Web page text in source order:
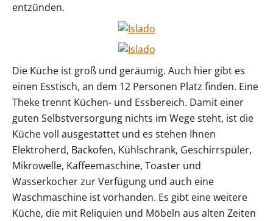
entzünden.
Die Küche ist groß und geräumig. Auch hier gibt es
einen Esstisch, an dem 12 Personen Platz finden. Eine
Theke trennt Küchen- und Essbereich. Damit einer
guten Selbstversorgung nichts im Wege steht, ist die
Küche voll ausgestattet und es stehen Ihnen
Elektroherd, Backofen, Kühlschrank, Geschirrspüler,
Mikrowelle, Kaffeemaschine, Toaster und
Wasserkocher zur Verfügung und auch eine
Waschmaschine ist vorhanden. Es gibt eine weitere
Küche, die mit Reliquien und Möbeln aus alten Zeiten